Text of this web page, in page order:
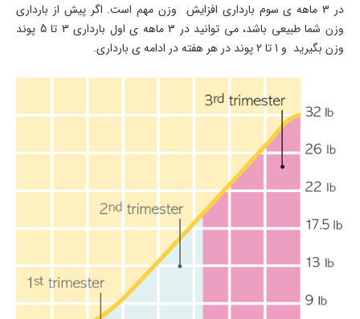
در 3 ماهه ی سوم بارداری افزایش وزن مهم است. اگر پیش از بارداری
وزن شما طبیعی باشد، می توانید در 3 ماهه ی اول بارداری 3 تا 5 پوند
وزن بگیرید و 1 تا 2 پوند در هر هفته در ادامه ی بارداری.